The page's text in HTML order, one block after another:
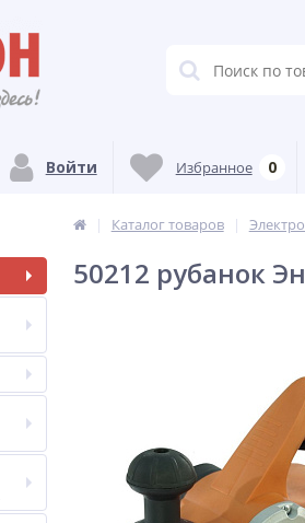
Войти Избранное 0
Каталог товаров
50212 рубанок